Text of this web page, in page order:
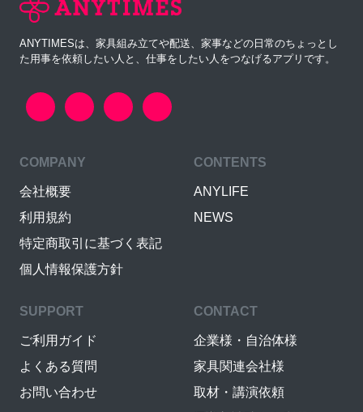
ANYTIMESは、家具組み立てや配送、家事などの日常のちょっとし
た用事を依頼したい人と、仕事をしたい人をつなげるアプリです。
COMPANY
会社概要
利用規約
特定商取引に基づく表記
個人情報保護方針
CONTENTS
ANYLIFE
NEWS
SUPPORT
ご利用ガイド
よくある質問
お問い合わせ
CONTACT
企業様・自治体様
家具関連会社様
取材・講演依頼